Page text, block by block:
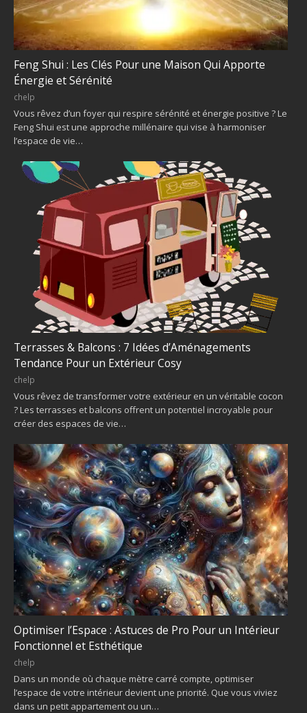
Feng Shui : Les Clés Pour une Maison Qui Apporte
Énergie et Sérénité
chelp
Vous rêvez d’un foyer qui respire sérénité et énergie positive ? Le
Feng Shui est une approche millénaire qui vise à harmoniser
l’espace de vie…
Terrasses & Balcons : 7 Idées d’Aménagements
Tendance Pour un Extérieur Cosy
chelp
Vous rêvez de transformer votre extérieur en un véritable cocon
? Les terrasses et balcons offrent un potentiel incroyable pour
créer des espaces de vie…
Optimiser l’Espace : Astuces de Pro Pour un Intérieur
Fonctionnel et Esthétique
chelp
Dans un monde où chaque mètre carré compte, optimiser
l’espace de votre intérieur devient une priorité. Que vous viviez
dans un petit appartement ou un…